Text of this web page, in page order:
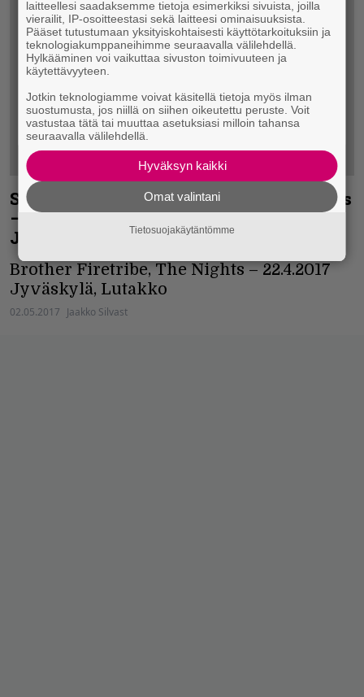
Suomalaisen AOR-skenen ylivoimaisuus
– Brother Firetribe ja The Nights
Jyväskylässä
Brother Firetribe, The Nights – 22.4.2017
Jyväskylä, Lutakko
02.05.2017 Jaakko Silvast
laitteellesi saadaksemme tietoja esimerkiksi sivuista, joilla
vierailit, IP-osoitteestasi sekä laitteesi ominaisuuksista.
Pääset tutustumaan yksityiskohtaisesti käyttötarkoituksiin ja
teknologiakumppaneihimme seuraavalla välilehdellä.
Hylkääminen voi vaikuttaa sivuston toimivuuteen ja
käytettävyyteen.
Jotkin teknologiamme voivat käsitellä tietoja myös ilman
suostumusta, jos niillä on siihen oikeutettu peruste. Voit
vastustaa tätä tai muuttaa asetuksiasi milloin tahansa
seuraavalla välilehdellä.
Hyväksyn kaikki
Omat valintani
Tietosuojakäytäntömme